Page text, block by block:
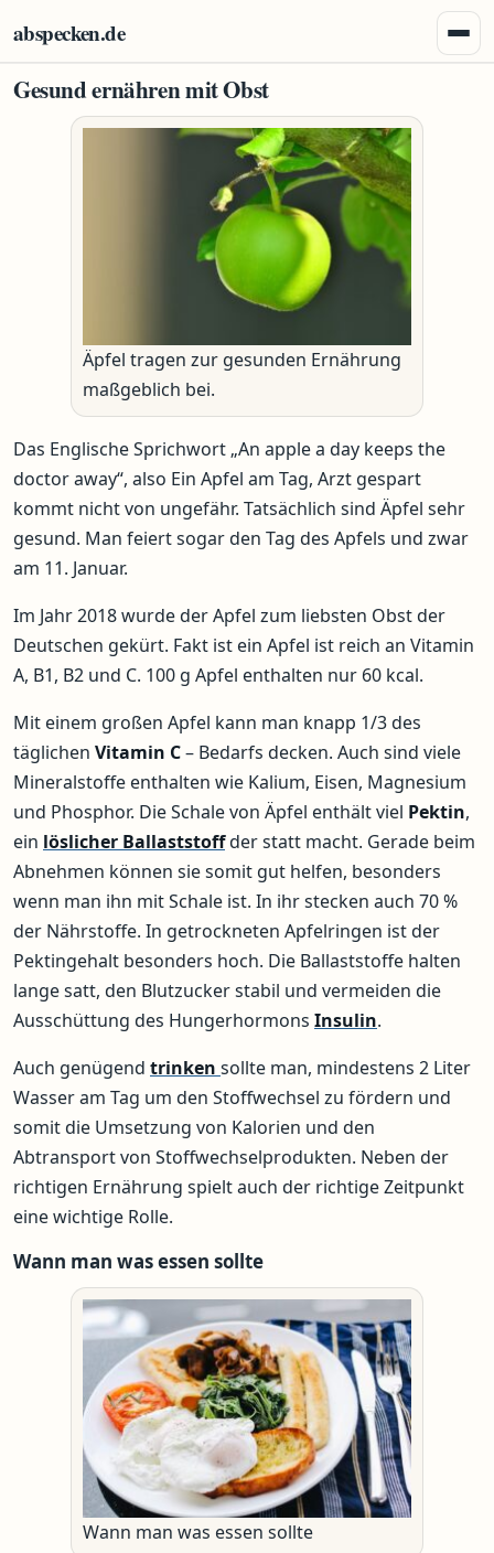
abspecken.de
Gesund ernähren mit Obst
Äpfel tragen zur gesunden Ernährung
maßgeblich bei.
Das Englische Sprichwort „An apple a day keeps the
doctor away“, also Ein Apfel am Tag, Arzt gespart
kommt nicht von ungefähr. Tatsächlich sind Äpfel sehr
gesund. Man feiert sogar den Tag des Apfels und zwar
am 11. Januar.
Im Jahr 2018 wurde der Apfel zum liebsten Obst der
Deutschen gekürt. Fakt ist ein Apfel ist reich an Vitamin
A, B1, B2 und C. 100 g Apfel enthalten nur 60 kcal.
Mit einem großen Apfel kann man knapp 1/3 des
täglichen Vitamin C– Bedarfs decken. Auch sind viele
Mineralstoffe enthalten wie Kalium, Eisen, Magnesium
und Phosphor. Die Schale von Äpfel enthält viel Pektin,
ein löslicher Ballaststoffder statt macht. Gerade beim
Abnehmen können sie somit gut helfen, besonders
wenn man ihn mit Schale ist. In ihr stecken auch 70 %
der Nährstoffe. In getrockneten Apfelringen ist der
Pektingehalt besonders hoch. Die Ballaststoffe halten
lange satt, den Blutzucker stabil und vermeiden die
Ausschüttung des Hungerhormons Insulin.
Auch genügend trinken sollte man, mindestens 2 Liter
Wasser am Tag um den Stoffwechsel zu fördern und
somit die Umsetzung von Kalorien und den
Abtransport von Stoffwechselprodukten. Neben der
richtigen Ernährung spielt auch der richtige Zeitpunkt
eine wichtige Rolle.
Wann man was essen sollte
Wann man was essen sollte